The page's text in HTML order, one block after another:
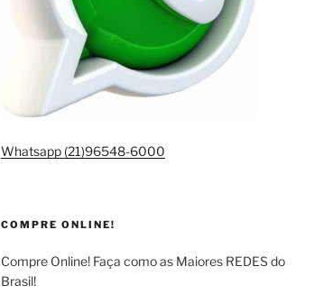
Whatsapp (21)96548-6000
COMPRE ONLINE!
Compre Online! Faça como as Maiores REDES do
Brasil!